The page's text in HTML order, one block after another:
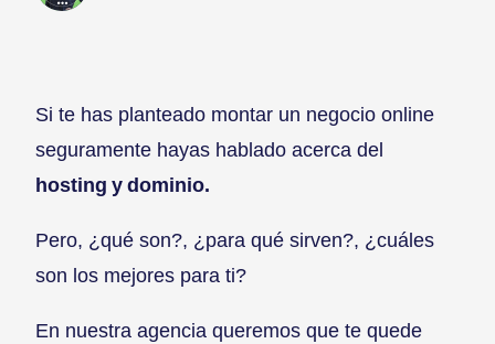
Si te has planteado montar un negocio online
seguramente hayas hablado acerca del
hosting y dominio.
Pero, ¿qué son?, ¿para qué sirven?, ¿cuáles
son los mejores para ti?
En nuestra agencia queremos que te quede